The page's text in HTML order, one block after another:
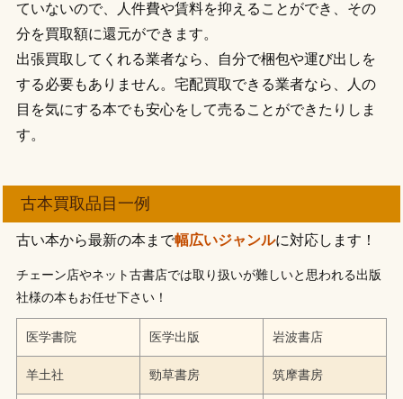
ていないので、人件費や賃料を抑えることができ、その
分を買取額に還元ができます。
出張買取してくれる業者なら、自分で梱包や運び出しを
する必要もありません。宅配買取できる業者なら、人の
目を気にする本でも安心をして売ることができたりしま
す。
古本買取品目一例
古い本から最新の本まで幅広いジャンルに対応します！
チェーン店やネット古書店では取り扱いが難しいと思われる出版
社様の本もお任せ下さい！
医学書院 医学出版 岩波書店
羊土社 勁草書房 筑摩書房